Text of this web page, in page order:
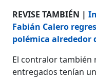
REVISE TAMBIÉN |
Fabián Calero
polémica alrededor
El contralor también
entregados tenían